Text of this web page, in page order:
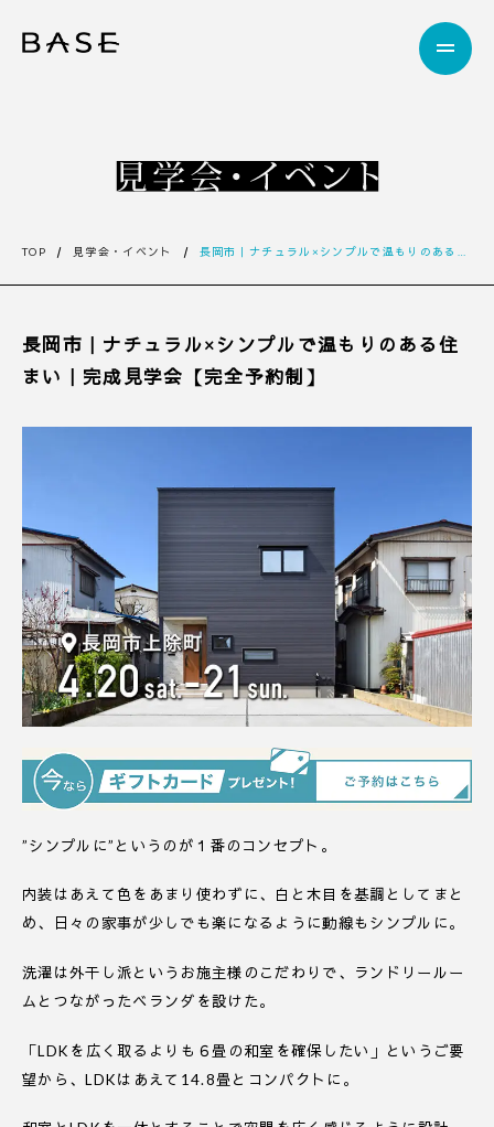
TOP 見学会・イベント
長岡市｜ナチュラル×シンプルで温もりのある住
まい｜完成見学会【完全予約制】
”シンプルに”というのが１番のコンセプト。
内装はあえて色をあまり使わずに、白と木目を基調としてまと
め、日々の家事が少しでも楽になるように動線もシンプルに。
洗濯は外干し派というお施主様のこだわりで、ランドリールー
ムとつながったベランダを設けた。
「LDKを広く取るよりも６畳の和室を確保したい」というご要
望から、LDKはあえて14.8畳とコンパクトに。